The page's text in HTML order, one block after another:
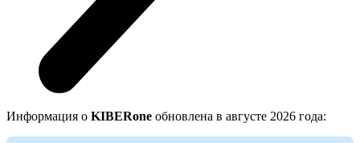
Информация о KIBERone обновлена в августе 2026 года: